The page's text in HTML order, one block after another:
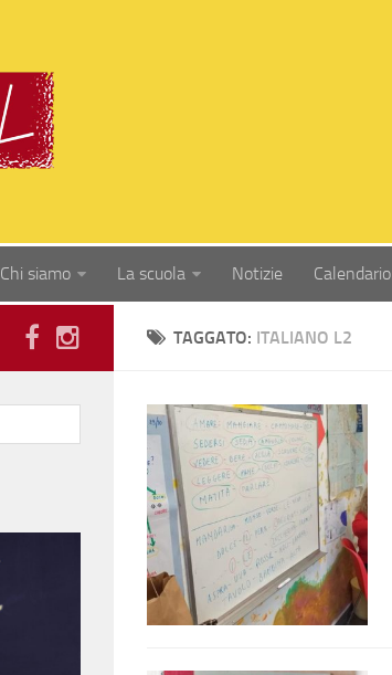
Chi siamo La scuola Notizie Calendario
TAGGATO: ITALIANO L2